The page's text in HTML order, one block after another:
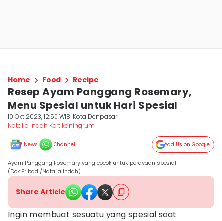
Home Food Recipe
Resep Ayam Panggang Rosemary,
Menu Spesial untuk Hari Spesial
10 Okt 2023, 12:50 WIB Kota Denpasar
Natalia Indah Kartikaningrum
News Channel Add Us on Google
Ayam Panggang Rosemary yang cocok untuk perayaan spesial
(Dok.Pribadi/Natalia Indah)
Share Article
Ingin membuat sesuatu yang spesial saat